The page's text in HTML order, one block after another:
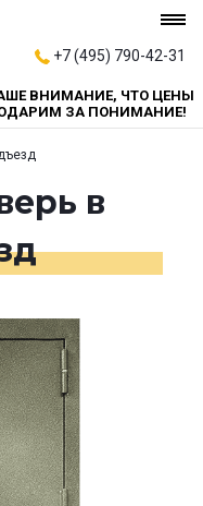
+7 (495) 790-42-31
ВНИМАНИЕ, ЧТО ЦЕНЫ
ЗА ПОНИМАНИЕ!
в